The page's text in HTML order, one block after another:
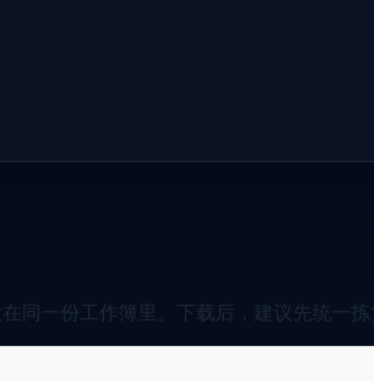
一份工作簿里。下载后，建议先统一拣